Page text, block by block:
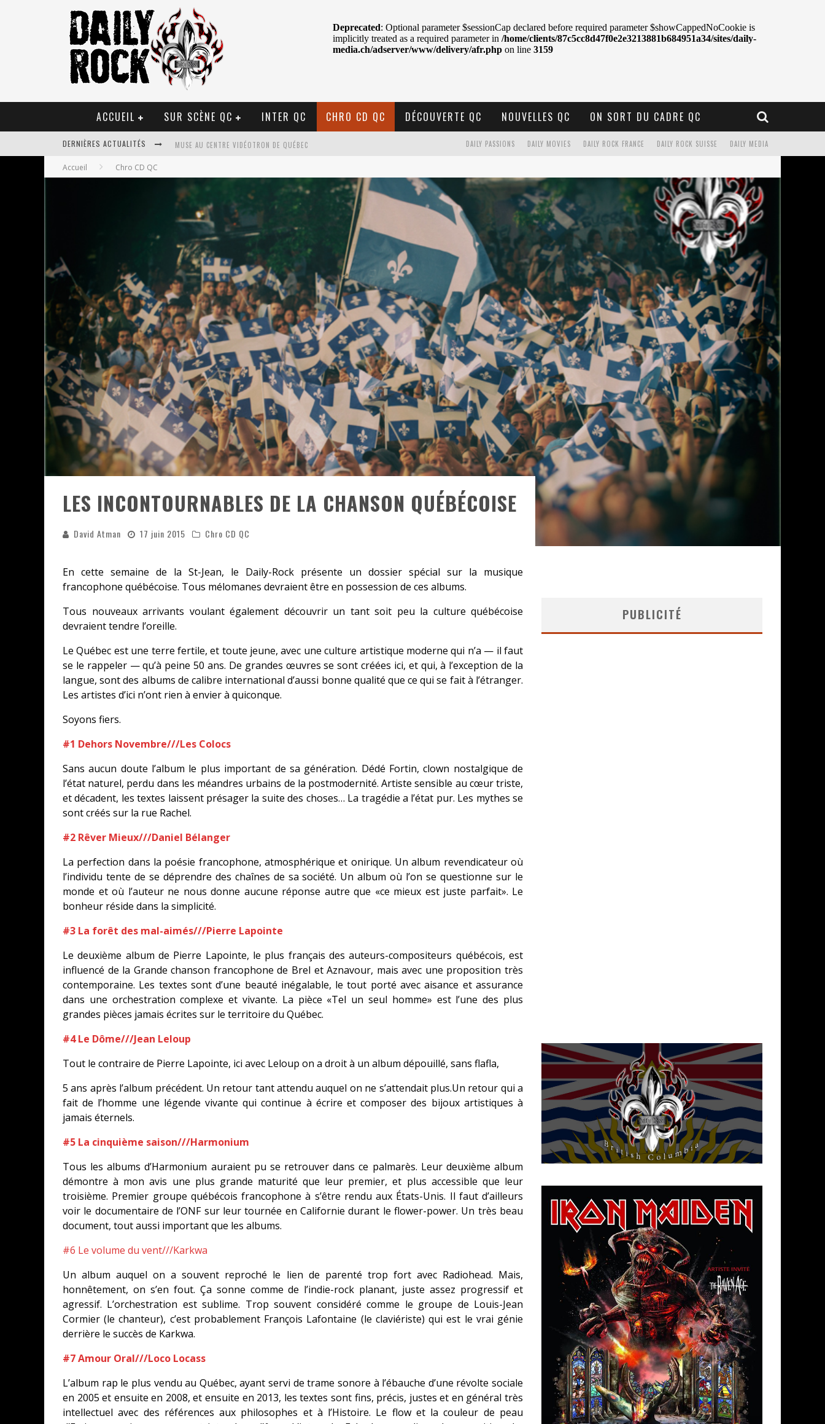
ACCUEIL SUR SCÈNE QC INTER QC CHRO CD QC DÉCOUVERTE QC NOUVELLES QC ON SORT DU CADRE QC
DERNIÈRES ACTUALITÉS MUSE AU CENTRE VIDÉOTRON DE QUÉBEC
JOURNEY AU CENTRE VIDÉOTRON : SAME OR SEPARATE WAYS?
LA TRAGÉDIE SORT DE LA NOUVELLE MUSIQUE
TOVE LO ÉTAIT DE PASSAGE AU MTELUS
LES DANSEURS ÉTOILES PARASITENT TON CIEL
JEFF MARTIN AU CORONA DE MONTRÉAL
ON VA SE LE DIRE, SWORD EST DE RETOUR
LA COMPIL’ ZOO DE SLAM DISQUES EST DE RETOUR
LES RÊVES SONT FAITS POUR ÊTRE RÉALISÉS
DEATH NOTE SILENCE - COLLIDE AND COLLAPSE
ÉNORME SUCCÈS POUR MUSE ET SES SHOWS AU QUÉBEC
DAILY MEDIA
DAILY ROCK SUISSE
DAILY ROCK FRANCE
DAILY MOVIES
DAILY PASSIONS
Accueil Chro CD QC
LES INCONTOURNABLES DE LA CHANSON QUÉBÉCOISE
David Atman 17 juin 2015 Chro CD QC
En cette semaine de la St-Jean, le Daily-Rock présente un dossier spécial sur la musique
francophone québécoise. Tous mélomanes devraient être en possession de ces albums.
Tous nouveaux arrivants voulant également découvrir un tant soit peu la culture québécoise
devraient tendre l’oreille.
Le Québec est une terre fertile, et toute jeune, avec une culture artistique moderne qui n’a — il faut
se le rappeler — qu’à peine 50 ans. De grandes œuvres se sont créées ici, et qui, à l’exception de la
langue, sont des albums de calibre international d’aussi bonne qualité que ce qui se fait à l’étranger.
Les artistes d’ici n’ont rien à envier à quiconque.
Soyons fiers.
#1 Dehors Novembre///Les Colocs
Sans aucun doute l’album le plus important de sa génération. Dédé Fortin, clown nostalgique de
l’état naturel, perdu dans les méandres urbains de la postmodernité. Artiste sensible au cœur triste,
et décadent, les textes laissent présager la suite des choses… La tragédie a l’état pur. Les mythes se
sont créés sur la rue Rachel.
#2 Rêver Mieux///Daniel Bélanger
La perfection dans la poésie francophone, atmosphérique et onirique. Un album revendicateur où
l’individu tente de se déprendre des chaînes de sa société. Un album où l’on se questionne sur le
monde et où l’auteur ne nous donne aucune réponse autre que «ce mieux est juste parfait». Le
bonheur réside dans la simplicité.
#3 La forêt des mal-aimés///Pierre Lapointe
Le deuxième album de Pierre Lapointe, le plus français des auteurs-compositeurs québécois, est
influencé de la Grande chanson francophone de Brel et Aznavour, mais avec une proposition très
contemporaine. Les textes sont d’une beauté inégalable, le tout porté avec aisance et assurance
dans une orchestration complexe et vivante. La pièce «Tel un seul homme» est l’une des plus
grandes pièces jamais écrites sur le territoire du Québec.
#4 Le Dôme///Jean Leloup
Tout le contraire de Pierre Lapointe, ici avec Leloup on a droit à un album dépouillé, sans flafla,
5 ans après l’album précédent. Un retour tant attendu auquel on ne s’attendait plus.Un retour qui a
fait de l’homme une légende vivante qui continue à écrire et composer des bijoux artistiques à
jamais éternels.
#5 La cinquième saison///Harmonium
Tous les albums d’Harmonium auraient pu se retrouver dans ce palmarès. Leur deuxième album
démontre à mon avis une plus grande maturité que leur premier, et plus accessible que leur
troisième. Premier groupe québécois francophone à s’être rendu aux États-Unis. Il faut d’ailleurs
voir le documentaire de l’ONF sur leur tournée en Californie durant le flower-power. Un très beau
document, tout aussi important que les albums.
#6 Le volume du vent///Karkwa
Un album auquel on a souvent reproché le lien de parenté trop fort avec Radiohead. Mais,
honnêtement, on s’en fout. Ça sonne comme de l’indie-rock planant, juste assez progressif et
agressif. L’orchestration est sublime. Trop souvent considéré comme le groupe de Louis-Jean
Cormier (le chanteur), c’est probablement François Lafontaine (le claviériste) qui est le vrai génie
derrière le succès de Karkwa.
#7 Amour Oral///Loco Locass
L’album rap le plus vendu au Québec, ayant servi de trame sonore à l’ébauche d’une révolte sociale
en 2005 et ensuite en 2008, et ensuite en 2013, les textes sont fins, précis, justes et en général très
intellectuel avec des références aux philosophes et à l’Histoire. Le flow et la couleur de peau
PUBLICITÉ